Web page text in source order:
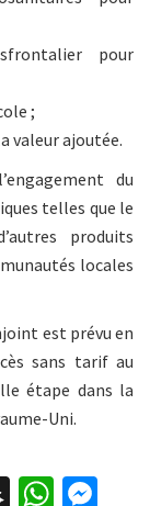
pour
;
valeur ajoutée.
du
telles que le
produits
locales
est prévu en
sans tarif au
étape dans la
Uni.
S W